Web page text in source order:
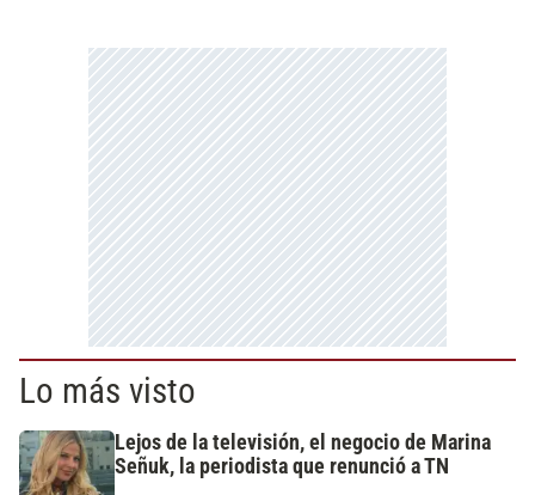
Lo más visto
Lejos de la televisión, el negocio de Marina
Señuk, la periodista que renunció a TN